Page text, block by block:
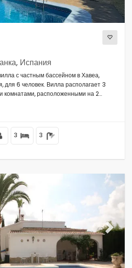
Испания
с частным бассейном в Хавеа,
для 6 человек. Вилла располагает 3
комнатами, расположенными на 2
3 3
Next